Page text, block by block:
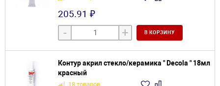
205.91 ₽
- + В КОРЗИНУ
Контур акрил стекло/керамика " Decola " 18мл
красный
18 товаров